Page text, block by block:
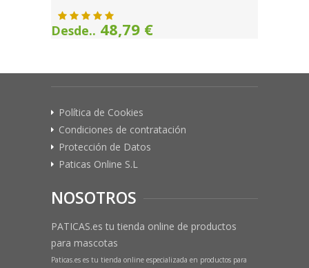
Desde.. 48,79 €
Política de Cookies
Condiciones de contratación
Protección de Datos
Paticas Online S.L
NOSOTROS
PATICAS.es tu tienda online de productos
para mascotas
Paticas.es es tu tienda online especializada en productos para